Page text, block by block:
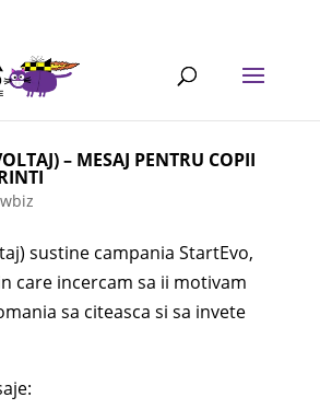
– MESAJ PENTRU COPII
sustine campania StartEvo,
care incercam sa ii motivam
sa citeasca si sa invete